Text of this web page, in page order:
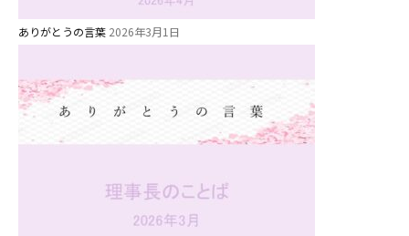
ありがとうの言葉 2026年3月1日
預かり保育［ヒラソル ]
美⽊多チコスについて
未就園児クラス
0歳親子登園［マカロンクラス ]